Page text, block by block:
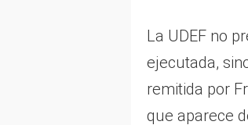
La UDEF no
ejecutada,
remitida por
que aparece